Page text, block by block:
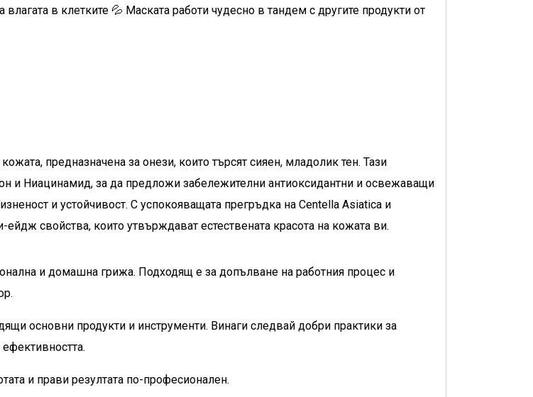
в клетките 💦 Маската работи чудесно в тандем с другите продукти от
предназначена за онези, които търсят сияен, младолик тен. Тази
и Ниацинамид, за да предложи забележителни антиоксидантни и освежаващи
и устойчивост. С успокояващата прегръдка на Centella Asiatica и
свойства, които утвърждават естествената красота на кожата ви.
и домашна грижа. Подходящ е за допълване на работния процес и
основни продукти и инструменти. Винаги следвай добри практики за
и прави резултата по-професионален.